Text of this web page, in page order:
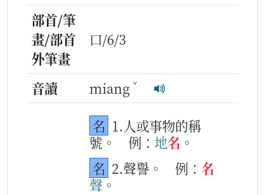
部首/筆
畫/部首
外筆畫
口/6/3
音讀 miang ˇ
名 1.人或事物的稱
號。
例： 地名 。
名 2.聲譽。 例： 名
聲。